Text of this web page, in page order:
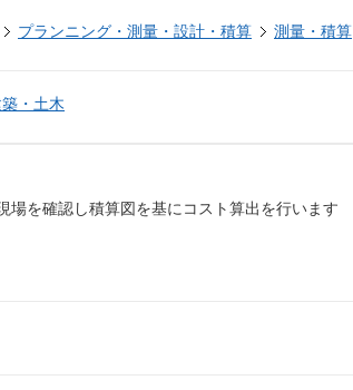
プランニング・測量・設計・積算 測量・積算
・土木
場を確認し積算図を基にコスト算出を行います